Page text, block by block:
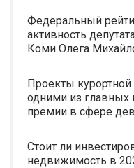
Федеральный
активность
Коми Олега
Проекты
одними из главных
премии в сфере
Стоит ли
недвижимость в